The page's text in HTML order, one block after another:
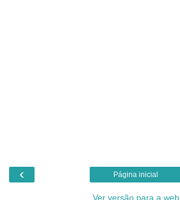
‹ Página inicial
Ver versão para a web